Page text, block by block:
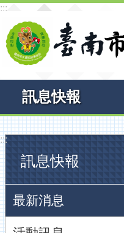
跳到主要內容區塊
:::
訊息快報
:::
訊息快報
最新消息